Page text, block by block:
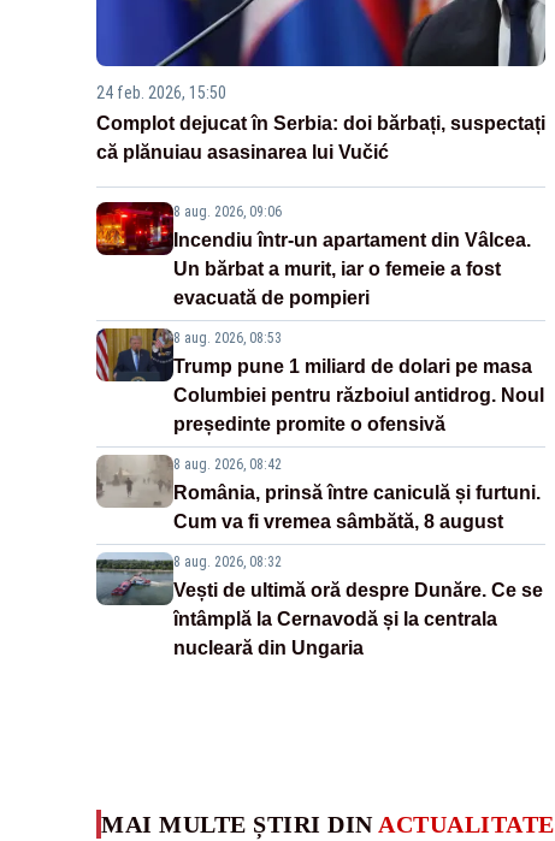
24 feb. 2026, 15:50
Complot dejucat în Serbia: doi bărbați, suspectați
că plănuiau asasinarea lui Vučić
8 aug. 2026, 09:06
Incendiu într-un apartament din Vâlcea.
Un bărbat a murit, iar o femeie a fost
evacuată de pompieri
8 aug. 2026, 08:53
Trump pune 1 miliard de dolari pe masa
Columbiei pentru războiul antidrog. Noul
președinte promite o ofensivă
8 aug. 2026, 08:42
România, prinsă între caniculă și furtuni.
Cum va fi vremea sâmbătă, 8 august
8 aug. 2026, 08:32
Vești de ultimă oră despre Dunăre. Ce se
întâmplă la Cernavodă și la centrala
nucleară din Ungaria
MAI MULTE ȘTIRI DIN ACTUALITATE